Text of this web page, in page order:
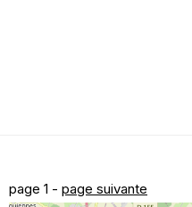
page 1 - page suivante